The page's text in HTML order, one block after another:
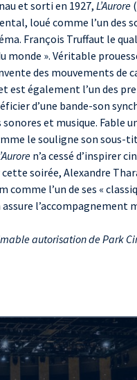
et sorti en 1927, L’Aurore (
loué comme l’un des
François Truffaut le
monde ». Véritable
des mouvements de
est également l’un des
d’une bande-son
et musique. Fable
le souligne son sous-
n’a cessé d’inspirer
soirée, Alexandre
l’un de ses «
l’accompagnement
autorisation de Park